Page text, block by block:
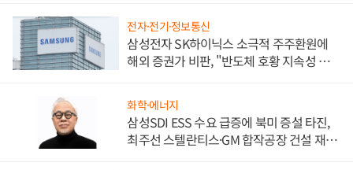
전자·전기·정보통신
삼성전자 SK하이닉스 소극적 주주환원에
해외 증권가 비판, "반도체 호황 지속성 의
화학·에너지
삼성SDI ESS 수요 급증에 북미 증설 타진,
최주선 스텔란티스·GM 합작공장 건설 재추